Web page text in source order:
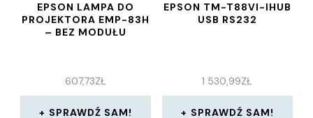
EPSON LAMPA DO
PROJEKTORA EMP-83H
– BEZ MODUŁU
607,73ZŁ
SPRAWDŹ SAM!
EPSON TM-T88VI-IHUB
USB RS232
1 530,99ZŁ
SPRAWDŹ SAM!